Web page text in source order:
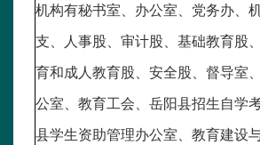
机构有秘书室、办公室、党务办、
支、人事股、审计股、基础教育股
育和成人教育股、安全股、督导室
公室、教育工会、岳阳县招生自学
县学生资助管理办公室、教育建设